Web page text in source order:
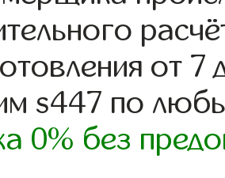
от 7
s447 по
0% без